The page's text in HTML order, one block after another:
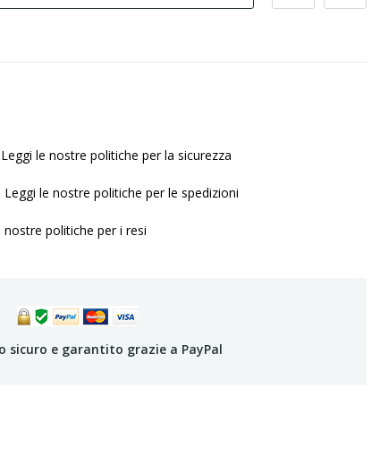
Leggi le nostre politiche per la sicurezza
Leggi le nostre politiche per le spedizioni
nostre politiche per i resi
sicuro e garantito grazie a PayPal